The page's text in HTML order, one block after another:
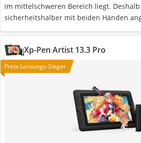
im mittelschweren Bereich liegt.
sicherheitshalber mit beiden Händen
Xp-Pen Artist 13.3 Pro
Preis-Leistungs-Sieger